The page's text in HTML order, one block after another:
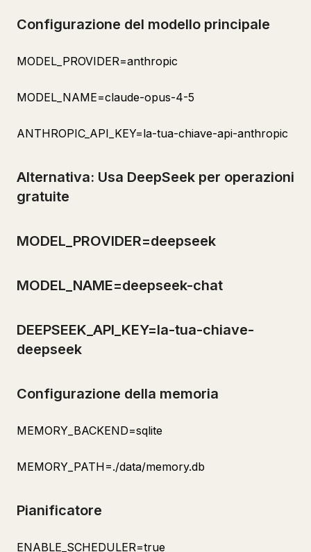
Configurazione del modello principale
MODEL_PROVIDER=anthropic
MODEL_NAME=claude-opus-4-5
ANTHROPIC_API_KEY=la-tua-chiave-api-anthropic
Alternativa: Usa DeepSeek per operazioni
gratuite
MODEL_PROVIDER=deepseek
MODEL_NAME=deepseek-chat
DEEPSEEK_API_KEY=la-tua-chiave-
deepseek
Configurazione della memoria
MEMORY_BACKEND=sqlite
MEMORY_PATH=./data/memory.db
Pianificatore
ENABLE_SCHEDULER=true